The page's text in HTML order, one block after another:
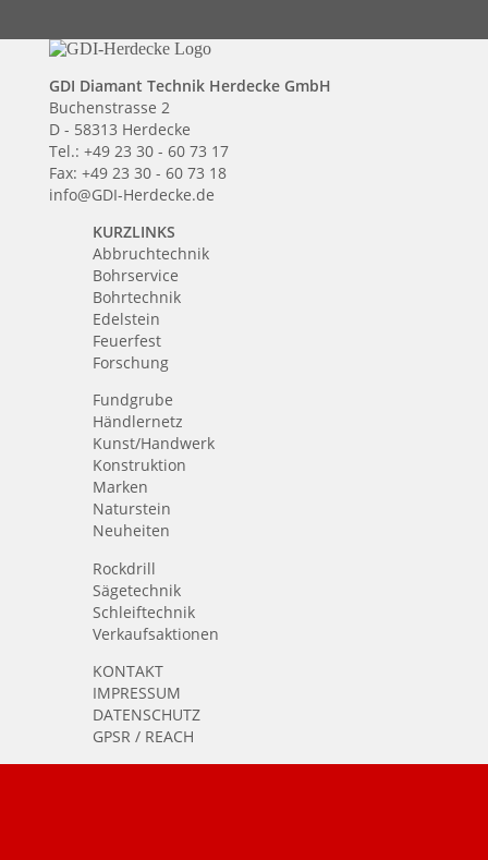
GDI Diamant Technik Herdecke GmbH
Buchenstrasse 2
D - 58313 Herdecke
Tel.: +49 23 30 - 60 73 17
Fax: +49 23 30 - 60 73 18
info@GDI-Herdecke.de
KURZLINKS
Abbruchtechnik
Bohrservice
Bohrtechnik
Edelstein
Feuerfest
Forschung
Fundgrube
Händlernetz
Kunst/Handwerk
Konstruktion
Marken
Naturstein
Neuheiten
Rockdrill
Sägetechnik
Schleiftechnik
Verkaufsaktionen
KONTAKT
IMPRESSUM
DATENSCHUTZ
GPSR / REACH